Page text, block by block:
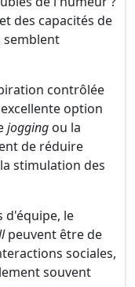
des capacités de
semblent
contrôlée
option
jogging ou la
de réduire
stimulation des
d'équipe, le
peuvent être de
sociales,
souvent